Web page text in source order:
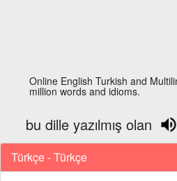
Online English Turkish and
million words and idioms.
bu dille yazılmış olan
Türkçe - Türkçe